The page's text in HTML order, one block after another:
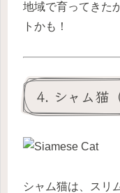
地域で育ってきた
トかも！
4. シャム猫
シャム猫は、スリ